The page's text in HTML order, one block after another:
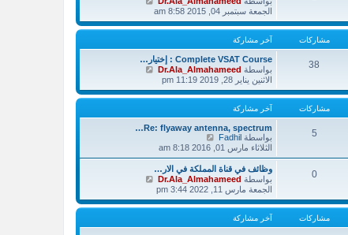
ه
د
خ
ر
ا
ر
ة
الجمعة سبتمبر 04, 2015 8:58 am
مشاركات آخر مشاركة
38
Complete VSAT Course : إختيار…
بواسطة Dr.Ala_Almahameed
ه
د
خ
ر
ا
الاثنين يناير 28, 2019 11:19 pm
مشاركات آخر مشاركة
5
Re: flyaway antenna, spectrum…
بواسطة Fadhil
ا
ه
د
آ
خ
ر
م
ا
الثلاثاء مارس 01, 2016 8:18 am
0
وظائف في قناة المملكة في الار…
بواسطة Dr.Ala_Almahameed
ه
د
خ
الجمعة مارس 11, 2022 3:44 pm
مشاركات آخر مشاركة